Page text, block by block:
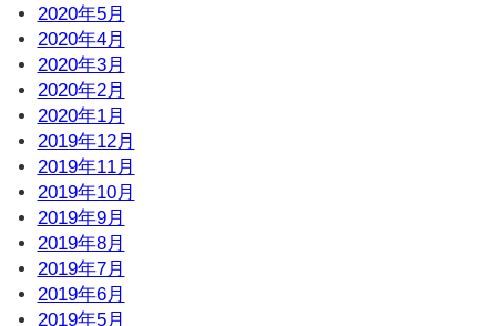
2020年5月
2020年4月
2020年3月
2020年2月
2020年1月
2019年12月
2019年11月
2019年10月
2019年9月
2019年8月
2019年7月
2019年6月
2019年5月